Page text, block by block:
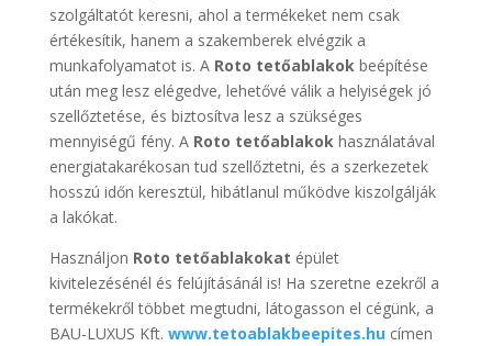
szolgáltatót keresni, ahol a termékeket nem csak
értékesítik, hanem a szakemberek elvégzik a
munkafolyamatot is. A Roto tetőablakokbeépítése
után meg lesz elégedve, lehetővé válik a helyiségek jó
szellőztetése, és biztosítva lesz a szükséges
mennyiségű fény. A Roto tetőablakokhasználatával
energiatakarékosan tud szellőztetni, és a szerkezetek
hosszú időn keresztül, hibátlanul működve kiszolgálják
a lakókat.
Használjon Roto tetőablakokat épület
kivitelezésénél és felújításánál is! Ha szeretne ezekről a
termékekről többet megtudni, látogasson el cégünk, a
BAU-LUXUS Kft. www.tetoablakbeepites.hu címen